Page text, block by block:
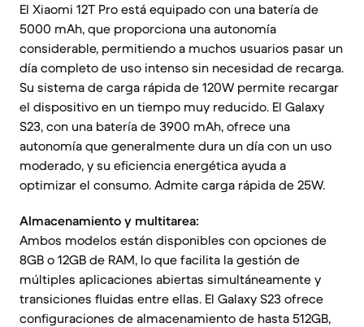
El Xiaomi 12T Pro está equipado con una batería de
5000 mAh, que proporciona una autonomía
considerable, permitiendo a muchos usuarios pasar un
día completo de uso intenso sin necesidad de recarga.
Su sistema de carga rápida de 120W permite recargar
el dispositivo en un tiempo muy reducido. El Galaxy
S23, con una batería de 3900 mAh, ofrece una
autonomía que generalmente dura un día con un uso
moderado, y su eficiencia energética ayuda a
optimizar el consumo. Admite carga rápida de 25W.
Almacenamiento y multitarea:
Ambos modelos están disponibles con opciones de
8GB o 12GB de RAM, lo que facilita la gestión de
múltiples aplicaciones abiertas simultáneamente y
transiciones fluidas entre ellas. El Galaxy S23 ofrece
configuraciones de almacenamiento de hasta 512GB,